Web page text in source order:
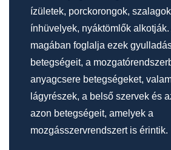
ízületek, porckorongok,
ínhüvelyek, nyáktömlők
magában foglalja ezek
betegségeit, a
anyagcsere betegségeket,
lágyrészek, a belső szervek és
azon betegségeit, amelyek a
mozgásszervrendszert is érintik.